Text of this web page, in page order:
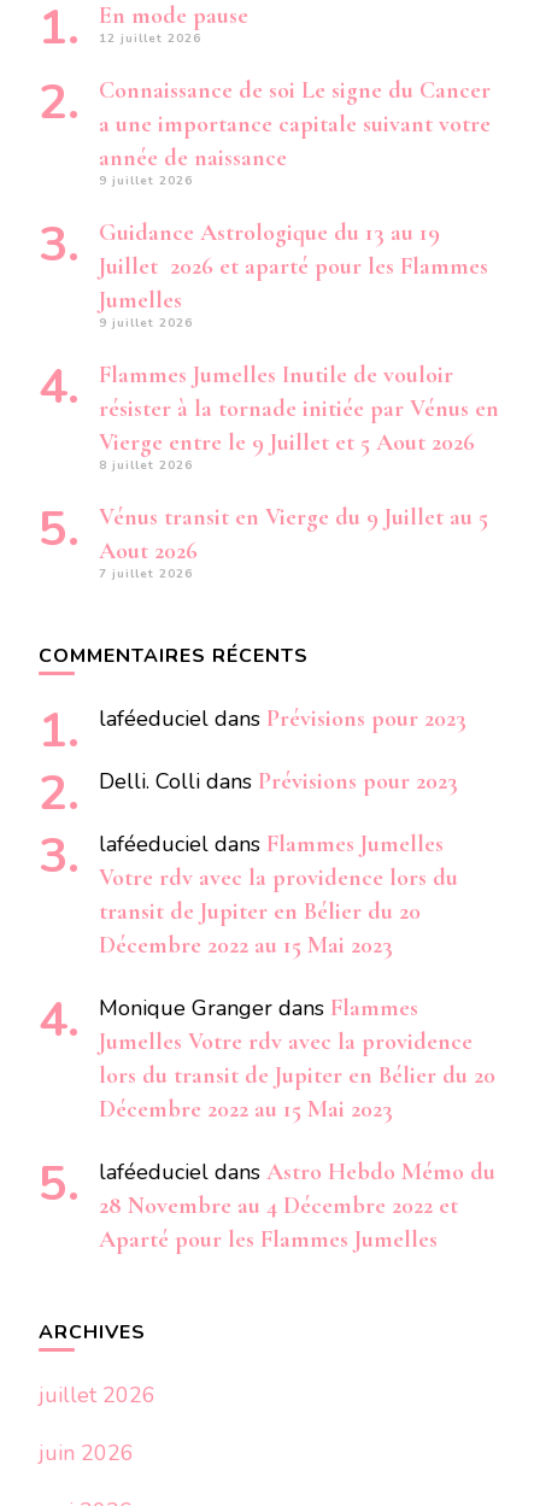
En mode pause
12 juillet 2026
Connaissance de soi Le signe du Cancer
a une importance capitale suivant votre
année de naissance
9 juillet 2026
Guidance Astrologique du 13 au 19
Juillet 2026 et aparté pour les Flammes
Jumelles
9 juillet 2026
Flammes Jumelles Inutile de vouloir
résister à la tornade initiée par Vénus en
Vierge entre le 9 Juillet et 5 Aout 2026
8 juillet 2026
Vénus transit en Vierge du 9 Juillet au 5
Aout 2026
7 juillet 2026
COMMENTAIRES RÉCENTS
laféeduciel dans Prévisions pour 2023
Delli. Colli dans Prévisions pour 2023
laféeduciel dans Flammes Jumelles
Votre rdv avec la providence lors du
transit de Jupiter en Bélier du 20
Décembre 2022 au 15 Mai 2023
Monique Granger dans Flammes
Jumelles Votre rdv avec la providence
lors du transit de Jupiter en Bélier du 20
Décembre 2022 au 15 Mai 2023
laféeduciel dans Astro Hebdo Mémo du
28 Novembre au 4 Décembre 2022 et
Aparté pour les Flammes Jumelles
ARCHIVES
juillet 2026
juin 2026